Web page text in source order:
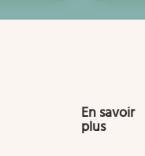
En savoir
plus